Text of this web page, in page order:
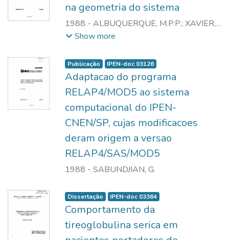
na geometria do sistema
1988 - ALBUQUERQUE, M.P.P.; XAVIER,
M. ;CALDAS, L.V.E.
Show more
Publicação IPEN-doc 03126
Adaptacao do programa
RELAP4/MOD5 ao sistema
computacional do IPEN-
CNEN/SP, cujas modificacoes
deram origem a versao
RELAP4/SAS/MOD5
1988 - SABUNDJIAN, G.
Dissertação IPEN-doc 03364
Comportamento da
tireoglobulina serica em